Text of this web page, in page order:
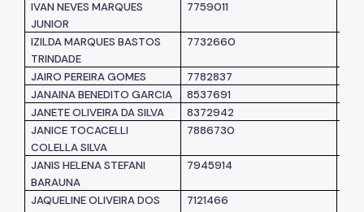
IVAN NEVES MARQUES
JUNIOR
7759011
IZILDA MARQUES BASTOS
TRINDADE
7732660
JAIRO PEREIRA GOMES 7782837
JANAINA BENEDITO GARCIA
8537691
JANETE OLIVEIRA DA SILVA
8372942
JANICE TOCACELLI
COLELLA SILVA
7886730
JANIS HELENA STEFANI
BARAUNA
7945914
JAQUELINE OLIVEIRA DOS
7121466